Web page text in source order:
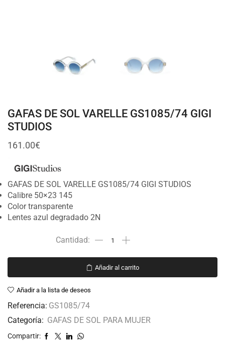
GAFAS DE SOL VARELLE GS1085/74 GIGI
STUDIOS
161.00€
GAFAS DE SOL VARELLE GS1085/74 GIGI STUDIOS
Calibre 50×23 145
Color transparente
Lentes azul degradado 2N
Añadir al carrito
Añadir a la lista de deseos
Referencia: GS1085/74
Categoría: GAFAS DE SOL PARA MUJER
Compartir: